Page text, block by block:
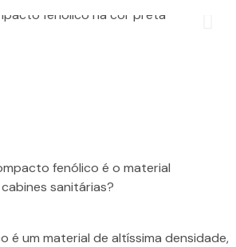
fenólico é o material
sanitárias?
é um material de altíssima densidade,